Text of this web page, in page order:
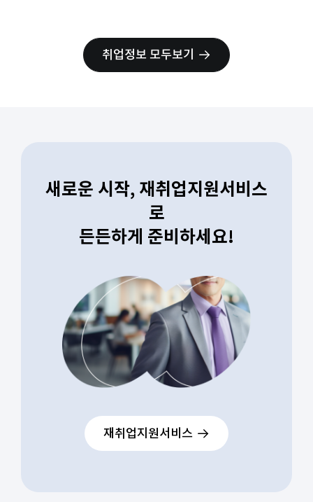
취업정보 모두보기
새로운 시작, 재취업지원서비스
로
든든하게 준비하세요!
재취업지원서비스